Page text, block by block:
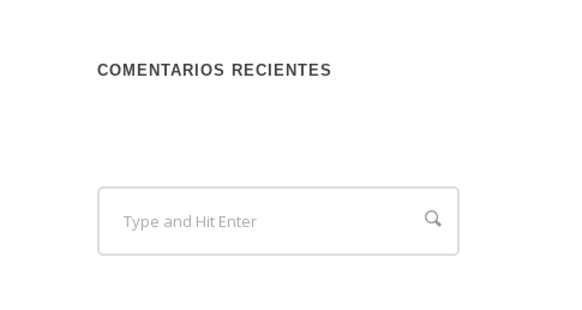
COMENTARIOS RECIENTES